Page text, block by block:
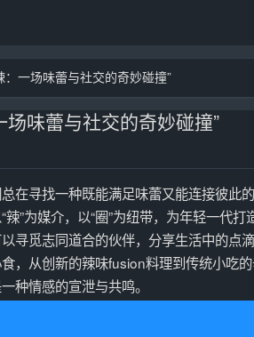
：一场味蕾与社交的奇妙碰撞”
场味蕾与社交的奇妙碰撞”
在寻找一种既能满足味蕾又能连接彼此
”为媒介，以“圈”为纽带，为年轻一代
觅志同道合的伙伴，分享生活中的点
，从创新的辣味fusion料理到传统小吃
种情感的宣泄与共鸣。